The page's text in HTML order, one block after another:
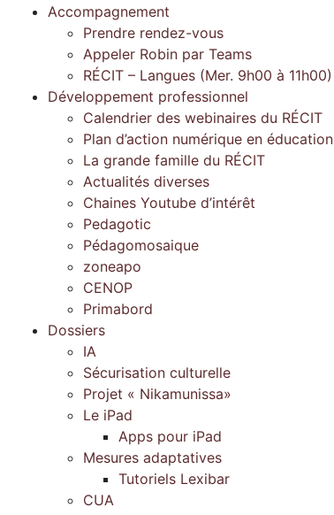
Accompagnement
Prendre rendez-vous
Appeler Robin par Teams
RÉCIT – Langues (Mer. 9h00 à 11h00)
Développement professionnel
Calendrier des webinaires du RÉCIT
Plan d’action numérique en éducation
La grande famille du RÉCIT
Actualités diverses
Chaines Youtube d’intérêt
Pedagotic
Pédagomosaique
zoneapo
CENOP
Primabord
Dossiers
IA
Sécurisation culturelle
Projet « Nikamunissa»
Le iPad
Apps pour iPad
Mesures adaptatives
Tutoriels Lexibar
CUA